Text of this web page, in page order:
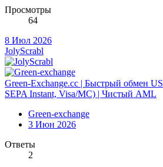
Просмотры
64
8 Июл 2026
JolyScrabl
Green-Exchange.cc | Быстрый обмен
SEPA Instant, Visa/MC) | Чистый AML
Green-exchange
3 Июн 2026
Ответы
2